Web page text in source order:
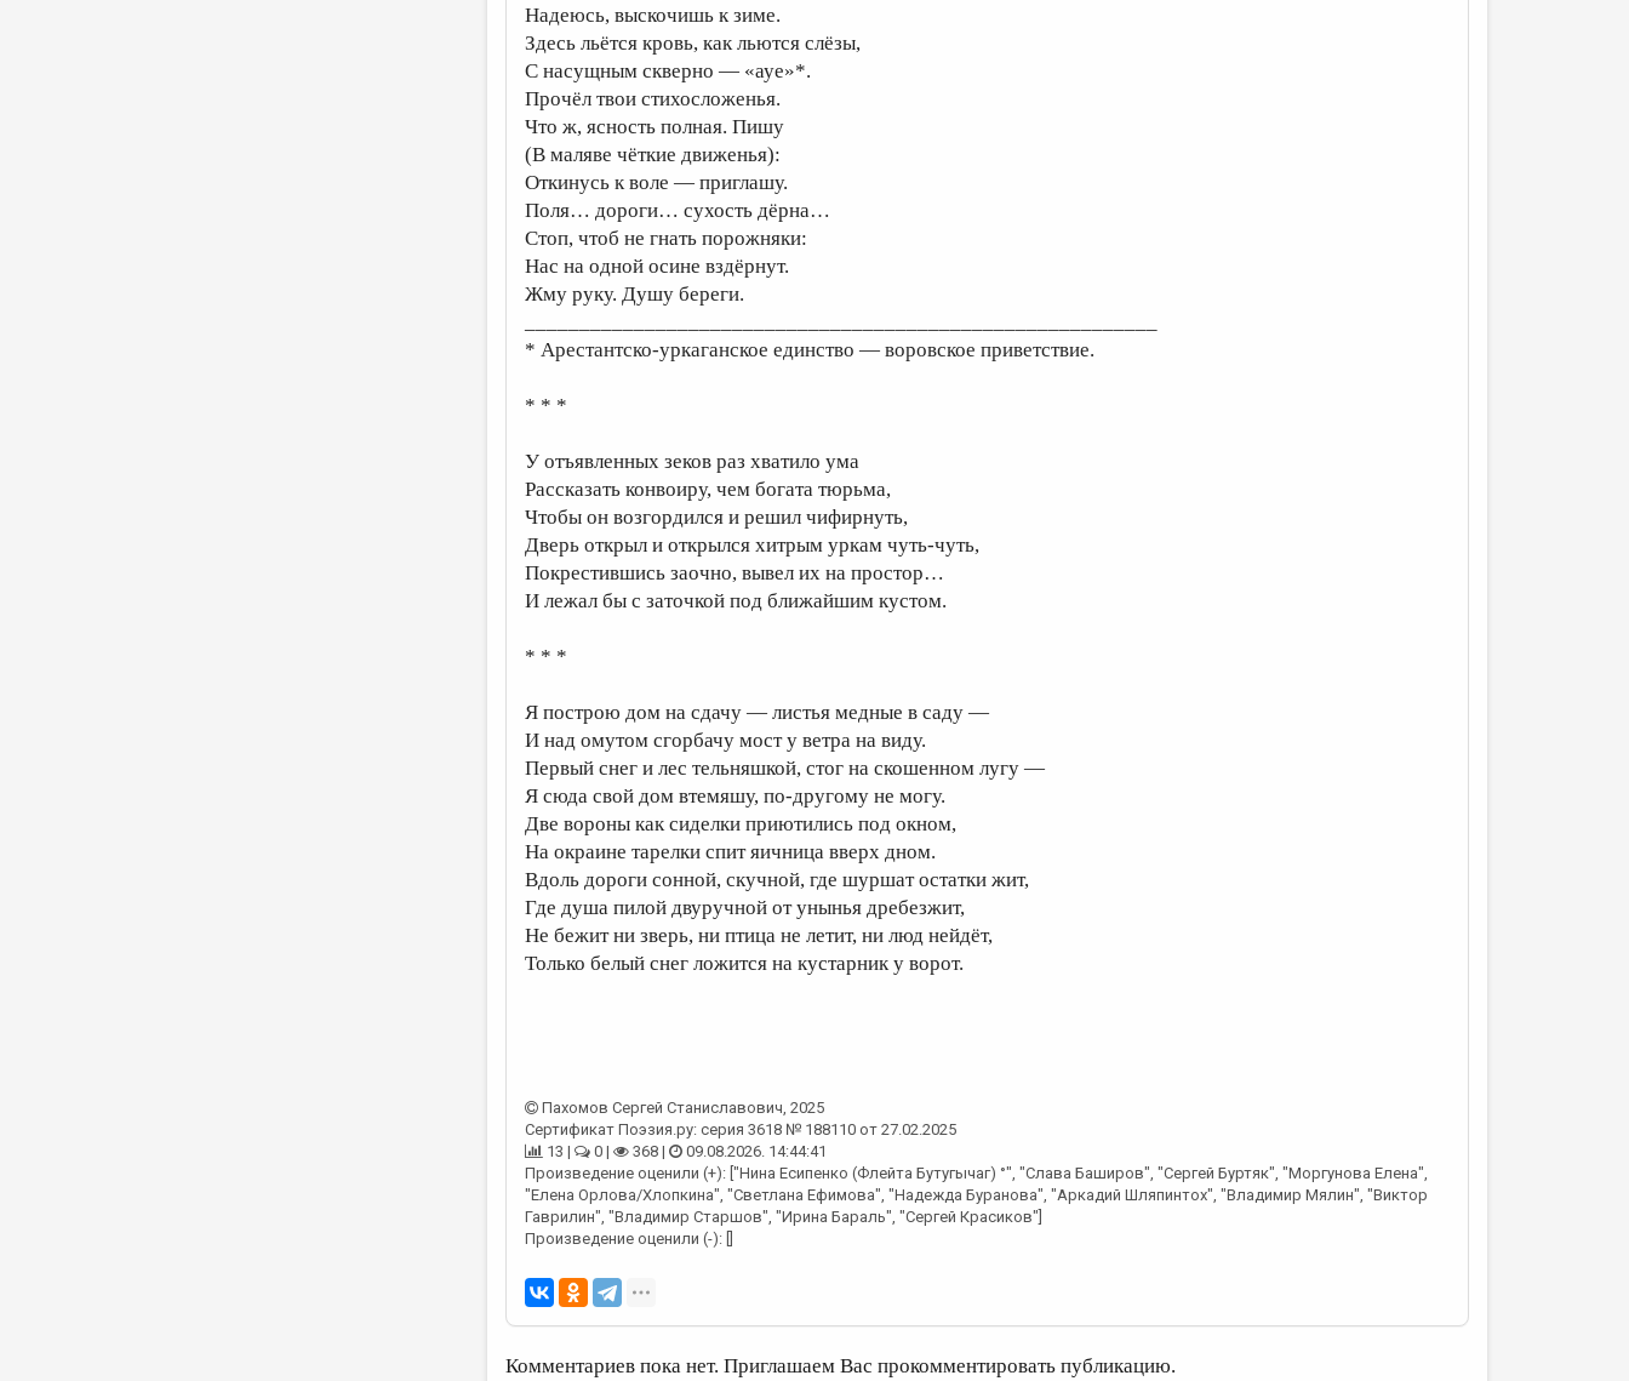
Надеюсь, выскочишь к зиме.
Здесь льётся кровь, как льются слёзы,
С насущным скверно — «ауе»*.
Прочёл твои стихосложенья.
Что ж, ясность полная. Пишу
(В маляве чёткие движенья):
Откинусь к воле — приглашу.
Поля… дороги… сухость дёрна…
Стоп, чтоб не гнать порожняки:
Нас на одной осине вздёрнут.
Жму руку. Душу береги.
* Арестантско-уркаганское единство — воровское приветствие.
* * *
У отъявленных зеков раз хватило ума
Рассказать конвоиру, чем богата тюрьма,
Чтобы он возгордился и решил чифирнуть,
Дверь открыл и открылся хитрым уркам чуть-чуть,
Покрестившись заочно, вывел их на простор…
И лежал бы с заточкой под ближайшим кустом.
* * *
Я построю дом на сдачу — листья медные в саду —
И над омутом сгорбачу мост у ветра на виду.
Первый снег и лес тельняшкой, стог на скошенном лугу —
Я сюда свой дом втемяшу, по-другому не могу.
Две вороны как сиделки приютились под окном,
На окраине тарелки спит яичница вверх дном.
Вдоль дороги сонной, скучной, где шуршат остатки жит,
Где душа пилой двуручной от унынья дребезжит,
Не бежит ни зверь, ни птица не летит, ни люд нейдёт,
Только белый снег ложится на кустарник у ворот.
Пахомов Сергей Станиславович, 2025
Сертификат Поэзия.ру: серия 3618 № 188110 от 27.02.2025
13 |
0 | 368 |
09.08.2026. 14:44:41
Произведение оценили (+): ["Нина Есипенко (Флейта Бутугычаг) °", "Слава Баширов", "Сергей Буртяк", "Моргунова Елена",
"Елена Орлова/Хлопкина", "Светлана Ефимова", "Надежда Буранова", "Аркадий Шляпинтох", "Владимир Мялин", "Виктор
Гаврилин", "Владимир Старшов", "Ирина Бараль", "Сергей Красиков"]
Произведение оценили (-): []
Комментариев пока нет. Приглашаем Вас прокомментировать публикацию.